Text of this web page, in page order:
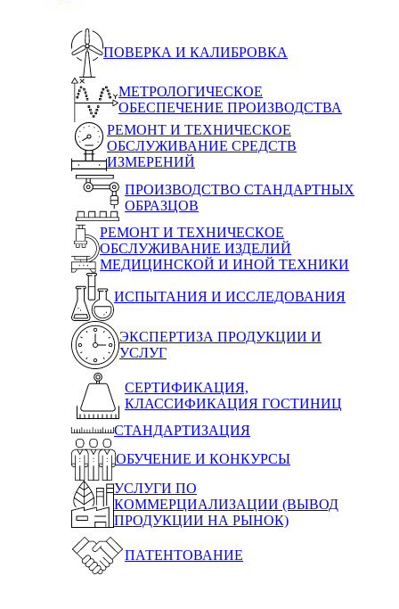
ПОВЕРКА И КАЛИБРОВКА
МЕТРОЛОГИЧЕСКОЕ
ОБЕСПЕЧЕНИЕ ПРОИЗВОДСТВА
РЕМОНТ И ТЕХНИЧЕСКОЕ
ОБСЛУЖИВАНИЕ СРЕДСТВ
ИЗМЕРЕНИЙ
ПРОИЗВОДСТВО СТАНДАРТНЫХ
ОБРАЗЦОВ
РЕМОНТ И ТЕХНИЧЕСКОЕ
ОБСЛУЖИВАНИЕ ИЗДЕЛИЙ
МЕДИЦИНСКОЙ И ИНОЙ ТЕХНИКИ
ИСПЫТАНИЯ И ИССЛЕДОВАНИЯ
ЭКСПЕРТИЗА ПРОДУКЦИИ И
УСЛУГ
СЕРТИФИКАЦИЯ,
КЛАССИФИКАЦИЯ ГОСТИНИЦ
СТАНДАРТИЗАЦИЯ
ОБУЧЕНИЕ И КОНКУРСЫ
УСЛУГИ ПО
КОММЕРЦИАЛИЗАЦИИ (ВЫВОД
ПРОДУКЦИИ НА РЫНОК)
ПАТЕНТОВАНИЕ